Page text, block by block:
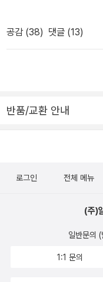
서 보면 볼수록 내 친구
는 것이 아닐까,란 생각이
모 가꾸기에 신경도 쓰지
워 방학 때 몰래 다이어트
의 아름다움 앞에서 당
했었다. 친구 생각이 많
이 없고, 안하는 것도 없
의 신화를 만들어 온 장
성적인 성격이 대학생활
일'이라고 불렀다. p.819
받아들임으로써 자신의
틴은 가끔 '제인' 이었어
22년 가장 좋았
이 읽어주신 동지분들도
한 대학 등록금을 마련
시일내에 갚기위해 선택
년 빈곤 이슈에 대해서
씬 상회하는등록금 누적
호, 박현정, 2012; 106),
013년까지 학자금 대
해 사회 구조적인 모순과
미 한국에서 성매매 산업
있다. 금융화된 부채경제
다. - <여성괴물> 31쪽 <
이 있는데, 프로이트 이
도 읽어보려고 꺼내두긴
형적인 삼각관계 구도로
도(김태리)와 고유림(보
의 프로정신 좋고.. 여러
라마라 보면서 즐거웠다.
통 체격의 사람, 특히 여
터로 소모되기만 한다는
서 펼쳐보고야 알았다.
을 것 같다! 참, 롱머그 오
비>는 정말 독특하다. 이
로 하는데, 가상세계의 전
밌는 미로책! 6살 첫째에
데, 도서관에서 빌려보
놨네.. <코끼리 아저씨와
나쁜 기분이 휘몰아칠 때
북을 안 샀다.읽은 책: 5권 휴.. 진짜 겨우겨우 5권을 채웠다. 올리브
회에서, 젊은 여성들의
지 않음에 대한 지적 또한 오래 생
마천의 사기 4, 5, 6, 7 여
공할 수 있는 방법은 오로
성들만이 권력의 핵심에
>를 통하지 않고서도 배
다. 3. One day in
서 최선이기를 바랄 수밖
궁금한 것은 사고라는 현
관계에 있는 입자 등 물
공감 (38) 댓글 (13)
반품/교환 안내
로그인 전체 메뉴
(주)
일반문의
1:1 문의